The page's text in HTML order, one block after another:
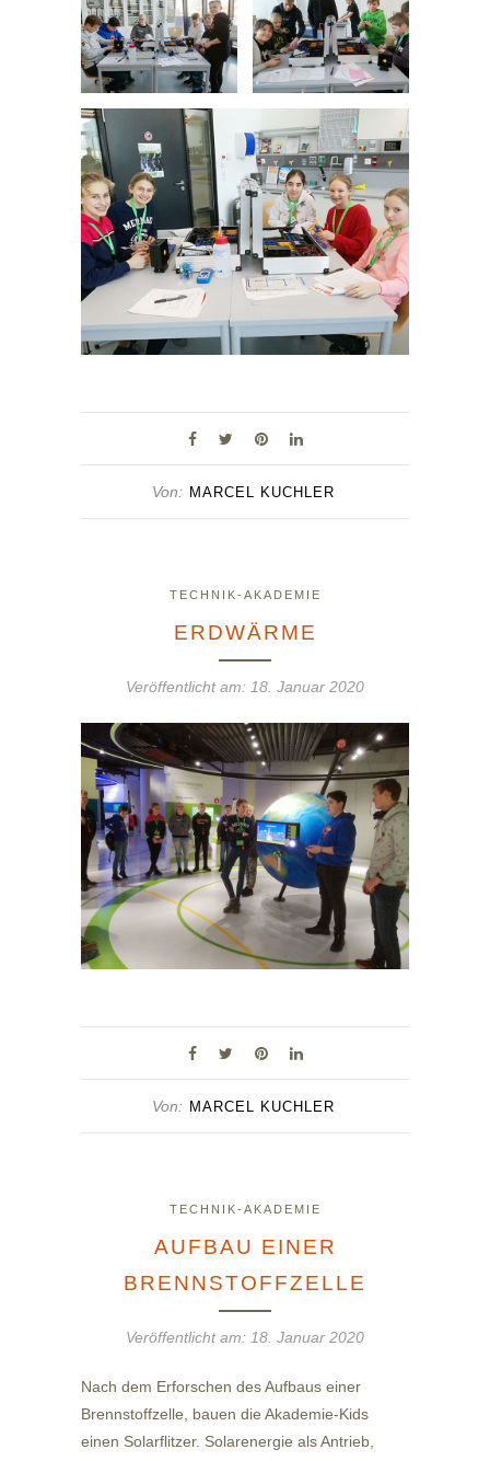
Von: MARCEL KUCHLER
TECHNIK-AKADEMIE
ERDWÄRME
Veröffentlicht am: 18. Januar 2020
Von: MARCEL KUCHLER
TECHNIK-AKADEMIE
AUFBAU EINER
BRENNSTOFFZELLE
Veröffentlicht am: 18. Januar 2020
Nach dem Erforschen des Aufbaus einer
Brennstoffzelle, bauen die Akademie-Kids
einen Solarflitzer. Solarenergie als Antrieb,